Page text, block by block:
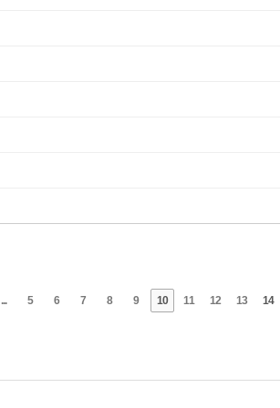
... 5 6 7 8 9 10 11 12 13 14